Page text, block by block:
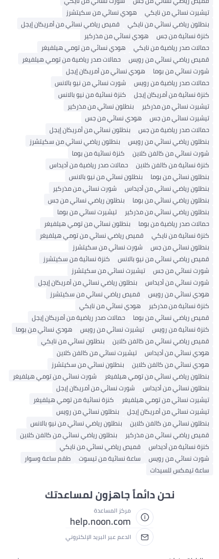
تيشيرت نسائي من نايكي
هودي نسائي من سكيتشرز
بنطلون رياضي نسائي من نايكي
قميص رياضي نسائي من أمريكان إيجل
كنزة نسائية من جس
هودي نسائي من مذركير
حمالات صدر رياضية من نايكي
هودي نسائي من تومي هيلفيغر
قميص رياضي نسائي من رويس
حمالات صدر رياضية من تومي هيلفيغر
شورت نسائي من بوما
هودي نسائي من أمريكان إيجل
حمالات صدر رياضية من رويس
شورت نسائي من نيو بالانس
كنزة نسائية من أمريكان إيجل
كنزة نسائية من نيو بالانس
تيشيرت نسائي من مذركير
بنطلون نسائي من مذركير
تيشيرت نسائي من جس
هودي نسائي من جس
حمالات صدر رياضية من جس
بنطلون نسائي من أمريكان إيجل
بنطلون رياضي نسائي من رويس
بنطلون رياضي نسائي من سكيتشرز
شورت نسائي من كالفن كلاين
كنزة نسائية من بوما
كنزة نسائية من كالفن كلاين
حمالات صدر رياضية من أديداس
بنطلون نسائي من بوما
بنطلون نسائي من نيو بالانس
بنطلون رياضي نسائي من أديداس
شورت نسائي من مذركير
بنطلون رياضي نسائي من بوما
بنطلون رياضي نسائي من جس
بنطلون رياضي نسائي من مذركير
تيشيرت نسائي من بوما
حمالات صدر رياضية من بوما
بنطلون نسائي من تومي هيلفيغر
كنزة نسائية من نايكي
قميص رياضي نسائي من تومي هيلفيغر
بنطلون نسائي من جس
شورت نسائي من سكيتشرز
قميص رياضي نسائي من نيو بالانس
كنزة نسائية من سكيتشرز
شورت نسائي من جس
تيشيرت نسائي من سكيتشرز
شورت نسائي من أديداس
بنطلون رياضي نسائي من أمريكان إيجل
هودي نسائي من رويس
قميص رياضي نسائي من سكيتشرز
كنزة نسائية من مذركير
هودي نسائي من نايكي
قميص رياضي نسائي من بوما
حمالات صدر رياضية من أمريكان إيجل
كنزة نسائية من رويس
تيشيرت نسائي من رويس
هودي نسائي من بوما
قميص رياضي نسائي من كالفن كلاين
بنطلون نسائي من نايكي
هودي نسائي من أديداس
تيشيرت نسائي من كالفن كلاين
هودي نسائي من كالفن كلاين
بنطلون نسائي من سكيتشرز
بنطلون رياضي نسائي من تومي هيلفيغر
شورت نسائي من تومي هيلفيغر
بنطلون نسائي من أديداس
شورت نسائي من أمريكان إيجل
تيشيرت نسائي من تومي هيلفيغر
كنزة نسائية من تومي هيلفيغر
تيشيرت نسائي من أمريكان إيجل
بنطلون نسائي من رويس
بنطلون نسائي من كالفن كلاين
بنطلون رياضي نسائي من نيو بالانس
قميص رياضي نسائي من مذركير
بنطلون رياضي نسائي من كالفن كلاين
كنزة نسائية من أديداس
قميص رياضي نسائي من نايكي
شورت نسائي من رويس
ساعة نسائية من تيسوت
طقم ساعة وسوار
ساعة تيمكس للسيدات
نحن دائماً جاهزون لمساعدتك
مركز المساعدة
help.noon.com
الدعم عبر البريد الإلكتروني